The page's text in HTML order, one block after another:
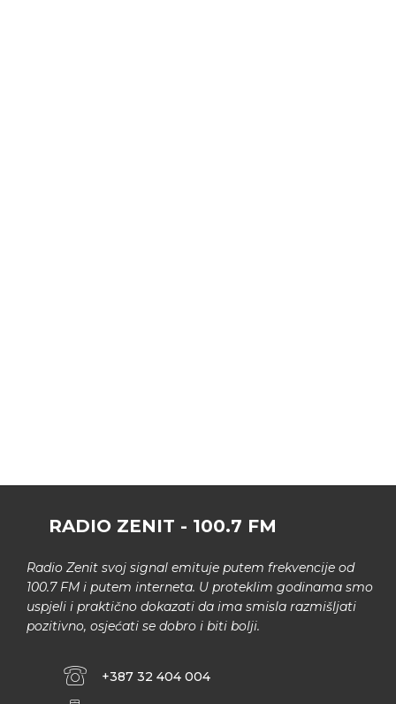
RADIO ZENIT - 100.7 FM
Radio Zenit svoj signal emituje putem frekvencije od
100.7 FM i putem interneta. U proteklim godinama smo
uspjeli i praktično dokazati da ima smisla razmišljati
pozitivno, osjećati se dobro i biti bolji.
+387 32 404 004